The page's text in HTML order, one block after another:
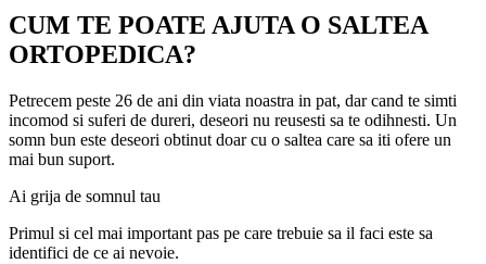
CUM TE POATE AJUTA O SALTEA
ORTOPEDICA?
Petrecem peste 26 de ani din viata noastra in pat, dar cand te simti
incomod si suferi de dureri, deseori nu reusesti sa te odihnesti. Un
somn bun este deseori obtinut doar cu o saltea care sa iti ofere un
mai bun suport.
Ai grija de somnul tau
Primul si cel mai important pas pe care trebuie sa il faci este sa
identifici de ce ai nevoie.